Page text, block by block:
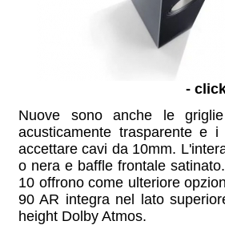
-
Nuove sono anche le
acusticamente trasparente e
accettare cavi da 10mm.
o nera e baffle frontale
10 offrono come ulteriore
90 AR integra nel lato
height Dolby Atmos.